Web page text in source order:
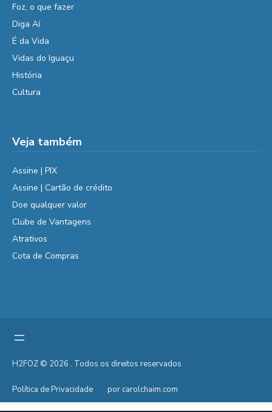
Foz, o que fazer
Diga Aí
É da Vida
Vidas do Iguaçu
História
Cultura
Veja também
Assine | PIX
Assine | Cartão de crédito
Doe qualquer valor
Clube de Vantagens
Atrativos
Cota de Compras
H2FOZ © 2026 . Todos os direitos reservados
Política de Privacidade por carolchaim.com